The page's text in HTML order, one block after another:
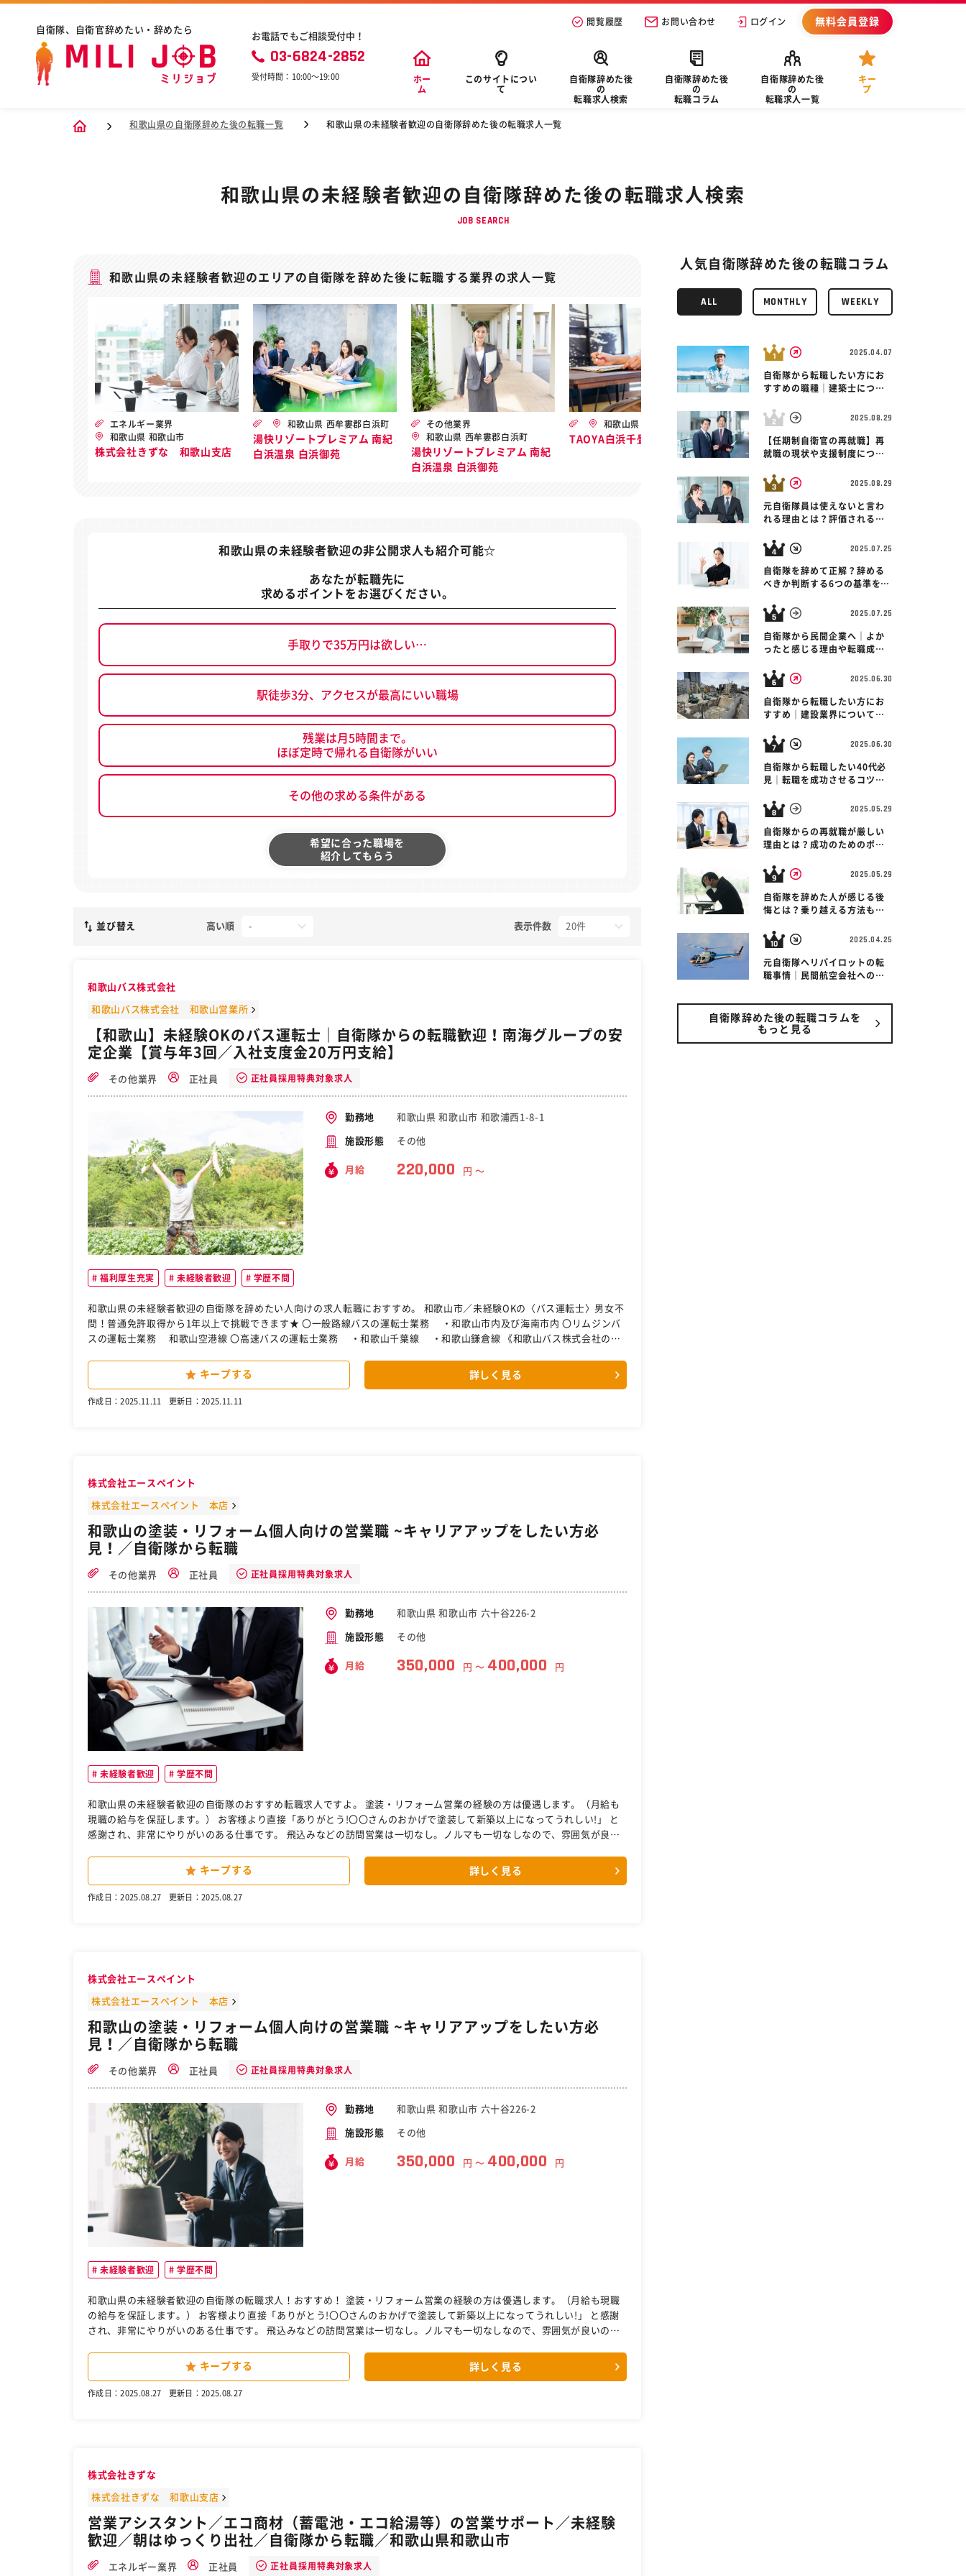
自衛隊、自衛官辞めたい・辞めたら
お電話でもご相談受付中！
03-6824-2852
受付時間：10:00〜19:00
閲覧履歴 お問い合わせ ログイン 無料会員登録
ホー
ム
このサイトについ
て
自衛隊辞めた後
の
転職求人検索
自衛隊辞めた後
の
転職コラム
自衛隊辞めた後
の
転職求人一覧
キー
プ
和歌山県の自衛隊辞めた後の転職一覧 和歌山県の未経験者歓迎の自衛隊辞めた後の転職求人一覧
和歌山県の未経験者歓迎の自衛隊辞めた後の転職求人検索
JOB SEARCH
和歌山県の未経験者歓迎のエリアの自衛隊を辞めた後に転職する業界の求人一覧
エネルギー業界
和歌山県 和歌山市
株式会社きずな 和歌山支店
和歌山県 西牟婁郡白浜町
湯快リゾートプレミアム 南紀
白浜温泉 白浜御苑
その他業界
和歌山県 西牟婁郡白浜町
湯快リゾートプレミアム 南紀
白浜温泉 白浜御苑
和歌山県 西牟婁郡白浜町
TAOYA白浜千畳
その他業界
和歌山県 西牟婁郡白浜町
TAOYA白浜千畳
和歌山県の未経験者歓迎の非公開求人 も紹介可能☆
あなたが転職先に
求めるポイントをお選びください。
手取りで35万円は欲しい…
駅徒歩3分、アクセスが最高にいい職場
残業は月5時間まで。
ほぼ定時で帰れる自衛隊がいい
その他の求める条件がある
希望に合った職場を
紹介してもらう
並び替え 高い順 表示件数
和歌山バス株式会社
和歌山バス株式会社 和歌山営業所
【和歌山】未経験OKのバス運転士｜自衛隊からの転職歓迎！南海グループの安
定企業【賞与年3回／入社支度金20万円支給】
その他業界 正社員 正社員採用特典対象求人
勤務地 和歌山県 和歌山市 和歌浦西1-8-1
施設形態 その他
月給 220,000 円 〜
福利厚生充実 未経験者歓迎 学歴不問
和歌山県の未経験者歓迎の自衛隊を辞めたい人向けの求人転職におすすめ。 和歌山市／未経験OKの〈バス運転士〉男女不
問！普通免許取得から1年以上で挑戦できます★ 〇一般路線バスの運転士業務 ・和歌山市内及び海南市内 〇リムジンバ
スの運転士業務 和歌山空港線 〇高速バスの運転士業務 ・和歌山千葉線 ・和歌山鎌倉線 《和歌山バス株式会社の歴
バス部門として営業開始 現在、そして未来へと続いていきます。 女性ドライバーが活躍できる職場環境が整いました。 女
キープする 詳しく見る
作成日：2025.11.11 更新日：2025.11.11
株式会社エースペイント
株式会社エースペイント 本店
和歌山の塗装・リフォーム個人向けの営業職 ~キャリアアップをしたい方必
見！／自衛隊から転職
その他業界 正社員 正社員採用特典対象求人
勤務地 和歌山県 和歌山市 六十谷226-2
施設形態 その他
月給 350,000 円 〜 400,000 円
未経験者歓迎 学歴不問
和歌山県の未経験者歓迎の自衛隊のおすすめ転職求人ですよ。 塗装・リフォーム営業の経験の方は優遇します。（月給も
現職の給与を保証します。） お客様より直接「ありがとう!〇〇さんのおかげで塗装して新築以上になってうれしい!」 と
感謝され、非常にやりがいのある仕事です。 飛込みなどの訪問営業は一切なし。ノルマも一切なしなので、雰囲気が良い
数も毎月一定数は確保できているので継続的に活躍することができます。 ぜひエースペイントで成長して幹部候補・店長
キープする 詳しく見る
作成日：2025.08.27 更新日：2025.08.27
株式会社エースペイント
株式会社エースペイント 本店
和歌山の塗装・リフォーム個人向けの営業職 ~キャリアアップをしたい方必
見！／自衛隊から転職
その他業界 正社員 正社員採用特典対象求人
勤務地 和歌山県 和歌山市 六十谷226-2
施設形態 その他
月給 350,000 円 〜 400,000 円
未経験者歓迎 学歴不問
和歌山県の未経験者歓迎の自衛隊の転職求人！おすすめ！ 塗装・リフォーム営業の経験の方は優遇します。（月給も現職
の給与を保証します。） お客様より直接「ありがとう!〇〇さんのおかげで塗装して新築以上になってうれしい!」 と感謝
され、非常にやりがいのある仕事です。 飛込みなどの訪問営業は一切なし。ノルマも一切なしなので、雰囲気が良いのが
毎月一定数は確保できているので継続的に活躍することができます。 ぜひエースペイントで成長して幹部候補・店長を目
キープする 詳しく見る
作成日：2025.08.27 更新日：2025.08.27
株式会社きずな
株式会社きずな 和歌山支店
営業アシスタント／エコ商材（蓄電池・エコ給湯等）の営業サポート／未経験
歓迎／朝はゆっくり出社／自衛隊から転職／和歌山県和歌山市
エネルギー業界 正社員 正社員採用特典対象求人
人気自衛隊辞めた後の転職コラム
ALL MONTHLY WEEKLY
2025.04.07
自衛隊から転職したい方にお
すすめの職種｜建築士につい
2025.08.29
【任期制自衛官の再就職】再
就職の現状や支援制度につい
2025.08.29
元自衛隊員は使えないと言わ
れる理由とは？評価されるス
2025.07.25
自衛隊を辞めて正解？辞める
べきか判断する6つの基準を紹
2025.07.25
自衛隊から民間企業へ｜よか
ったと感じる理由や転職成功
2025.06.30
自衛隊から転職したい方にお
すすめ｜建設業界について解
2025.06.30
自衛隊から転職したい40代必
見｜転職を成功させるコツを
2025.05.29
自衛隊からの再就職が厳しい
理由とは？成功のためのポイ
2025.05.29
自衛隊を辞めた人が感じる後
悔とは？乗り越える方法も紹
2025.04.25
元自衛隊ヘリパイロットの転
職事情｜民間航空会社への転
自衛隊辞めた後の転職コラムを
もっと見る